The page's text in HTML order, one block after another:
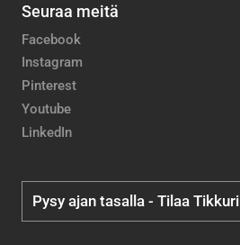
Seuraa meitä
Facebook
Instagram
Pinterest
Youtube
LinkedIn
Pysy ajan tasalla - Tilaa